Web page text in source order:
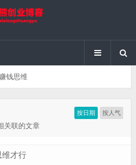
钱思维
按日期 按人气
关联的文章
维才行